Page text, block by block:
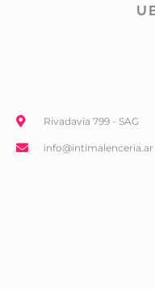
Rivadavia 799 - SAG
info@intimalenceria.ar